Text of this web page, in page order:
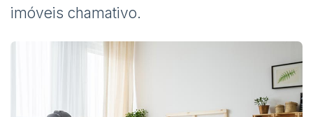
imóveis chamativo.